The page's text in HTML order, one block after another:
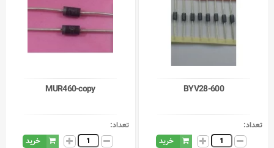
BYV28-600
تعداد:
خرید
MUR460-copy
تعداد:
خرید